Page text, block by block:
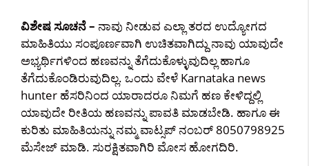
ವಿಶೇಷ ಸೂಚನೆ – ನಾವು ನೀಡುವ ಎಲ್ಲಾ ತರದ ಉದ್ಯೋಗದ
ಮಾಹಿತಿಯು ಸಂಪೂರ್ಣವಾಗಿ ಉಚಿತವಾಗಿದ್ದು ನಾವು ಯಾವುದೇ
ಅಭ್ಯರ್ಥಿಗಳಿಂದ ಹಣವನ್ನು ತೆಗೆದುಕೊಳ್ಳುವುದಿಲ್ಲ ಹಾಗೂ
ತೆಗೆದುಕೊಂಡಿರುವುದಿಲ್ಲ. ಒಂದು ವೇಳೆ Karnataka news
hunter ಹೆಸರಿನಿಂದ ಯಾರಾದರೂ ನಿಮಗೆ ಹಣ ಕೇಳಿದ್ದಲ್ಲಿ
ಯಾವುದೇ ರೀತಿಯ ಹಣವನ್ನು ಪಾವತಿ ಮಾಡಬೇಡಿ. ಹಾಗೂ ಈ
ಕುರಿತು ಮಾಹಿತಿಯನ್ನು ನಮ್ಮ ವಾಟ್ಸಪ್ ನಂಬರ್ 8050798925
ಮೆಸೇಜ್ ಮಾಡಿ. ಸುರಕ್ಷಿತವಾಗಿರಿ ಮೋಸ ಹೋಗದಿರಿ.